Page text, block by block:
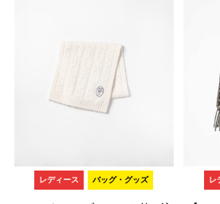
レディース バッグ・グッズ レ